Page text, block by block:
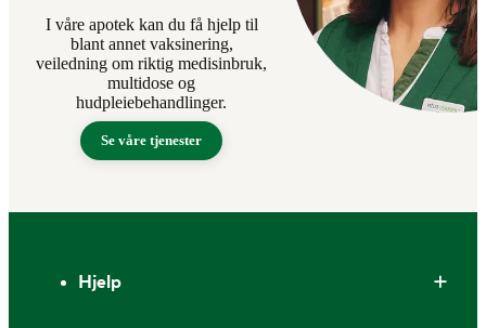
I våre apotek kan du få hjelp til
blant annet vaksinering,
veiledning om riktig medisinbruk,
multidose og
hudpleiebehandlinger.
Se våre tjenester
Hjelp